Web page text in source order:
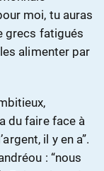
moi, tu auras
grecs fatigués
alimenter par
du faire face à
il y en a”.
: “nous